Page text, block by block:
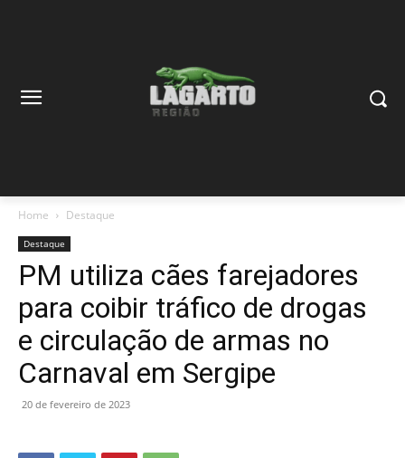
Home Destaque
Destaque
PM utiliza cães farejadores
para coibir tráfico de drogas
e circulação de armas no
Carnaval em Sergipe
20 de fevereiro de 2023